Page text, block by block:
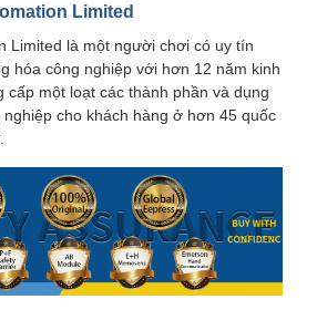
Limited
Limited là một người chơi có uy tín
hóa công nghiệp với hơn 12 năm kinh
cấp một loạt các thành phần và dụng
cho khách hàng ở hơn 45 quốc